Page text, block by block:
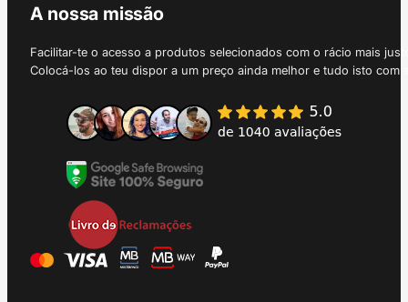
A nossa missão
Facilitar-te o acesso a produtos selecionados com o rácio mais
Colocá-los ao teu dispor a um preço ainda melhor e tudo isto